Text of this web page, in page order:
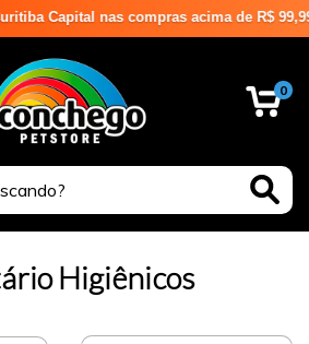
acima de R$ 99,99⭐ ⭐
0
Higiênicos